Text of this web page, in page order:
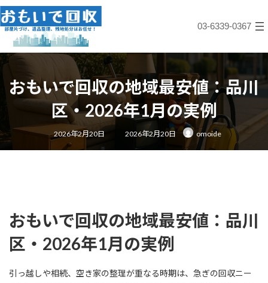
コ
ン
テ
ツ
へ
ナ
ビ
ゲ
シ
ョ
03-6339-0367
おもいで回収の地域最安値：品川
区・2026年1月の実例
2026年2月20日
終
新
2026年2月20日 omoide
おもいで回収の地域最安値：品川
区・2026年1月の実例
引っ越しや相続、空き家の整理が重なる時期は、急ぎの回収ニー